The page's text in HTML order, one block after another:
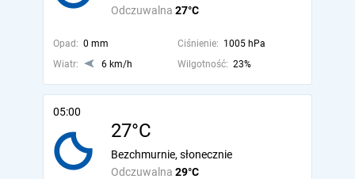
Odczuwalna 27°C
Opad: 0 mm Ciśnienie: 1005 hPa
Wiatr:
6 km/h Wilgotność: 23%
05:00
27°C
Odczuwalna 29°C
Bezchmurnie, słonecznie